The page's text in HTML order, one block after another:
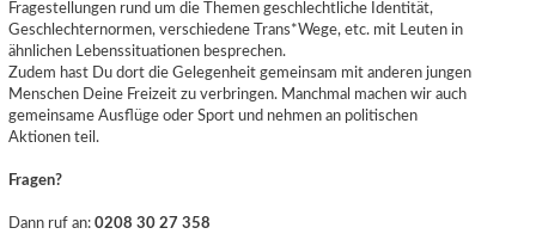
Fragestellungen rund um die Themen geschlechtliche Identität,
Geschlechternormen, verschiedene Trans*Wege, etc. mit Leuten in
ähnlichen Lebenssituationen besprechen.
Zudem hast Du dort die Gelegenheit gemeinsam mit anderen jungen
Menschen Deine Freizeit zu verbringen. Manchmal machen wir auch
gemeinsame Ausflüge oder Sport und nehmen an politischen
Aktionen teil.
Fragen?
Dann ruf an: 0208 30 27 358